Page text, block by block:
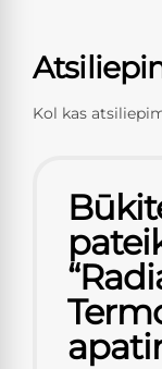
Kol kas